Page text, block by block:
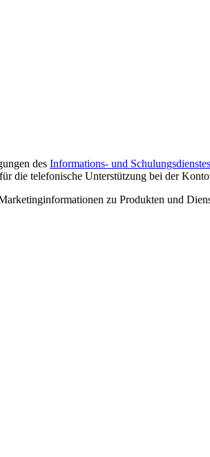
des Informations- und Schulungsdienstes
die telefonische Unterstützung bei der
zu Produkten und